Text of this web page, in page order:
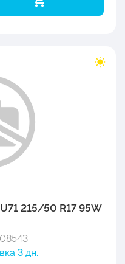
215/50 R17 95W
3 дн.